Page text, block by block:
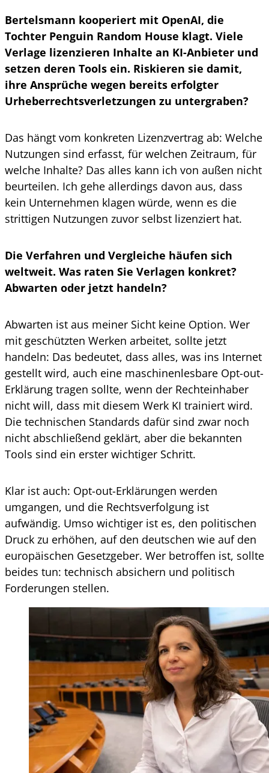
Bertelsmann kooperiert mit OpenAI, die
Tochter Penguin Random House klagt. Viele
Verlage lizenzieren Inhalte an KI-Anbieter und
setzen deren Tools ein. Riskieren sie damit,
ihre Ansprüche wegen bereits erfolgter
Urheberrechtsverletzungen zu untergraben?
Das hängt vom konkreten Lizenzvertrag ab: Welche
Nutzungen sind erfasst, für welchen Zeitraum, für
welche Inhalte? Das alles kann ich von außen nicht
beurteilen. Ich gehe allerdings davon aus, dass
kein Unternehmen klagen würde, wenn es die
strittigen Nutzungen zuvor selbst lizenziert hat.
Die Verfahren und Vergleiche häufen sich
weltweit. Was raten Sie Verlagen konkret?
Abwarten oder jetzt handeln?
Abwarten ist aus meiner Sicht keine Option. Wer
mit geschützten Werken arbeitet, sollte jetzt
handeln: Das bedeutet, dass alles, was ins Internet
gestellt wird, auch eine maschinenlesbare Opt-out-
Erklärung tragen sollte, wenn der Rechteinhaber
nicht will, dass mit diesem Werk KI trainiert wird.
Die technischen Standards dafür sind zwar noch
nicht abschließend geklärt, aber die bekannten
Tools sind ein erster wichtiger Schritt.
Klar ist auch: Opt-out-Erklärungen werden
umgangen, und die Rechtsverfolgung ist
aufwändig. Umso wichtiger ist es, den politischen
Druck zu erhöhen, auf den deutschen wie auf den
europäischen Gesetzgeber. Wer betroffen ist, sollte
beides tun: technisch absichern und politisch
Forderungen stellen.